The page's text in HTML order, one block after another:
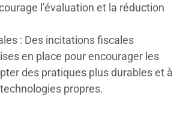
l’évaluation et la réduction
: Des incitations fiscales
en place pour encourager les
des pratiques plus durables et à
propres.